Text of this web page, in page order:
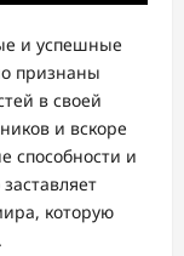
и успешные
признаны
в своей
и вскоре
способности и
которую